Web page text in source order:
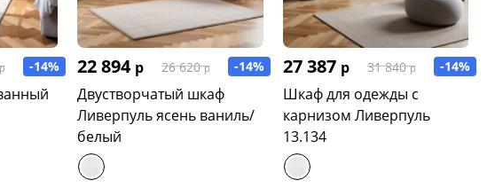
-14% 22 894 р 26 620 р -14%
Двустворчатый шкаф
Ливерпуль ясень ваниль/
белый
27 387 р 31 840 р -14%
Шкаф для одежды с
карнизом Ливерпуль
13.134